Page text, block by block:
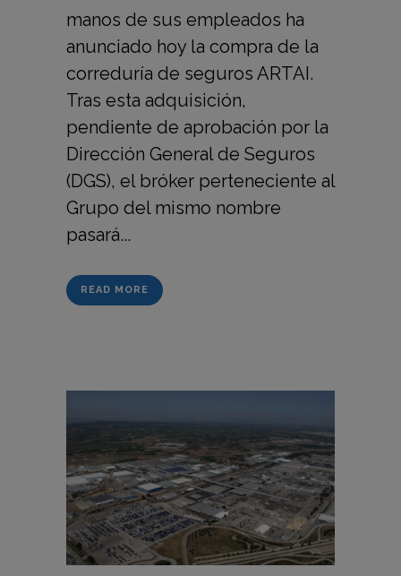
manos de sus empleados ha
anunciado hoy la compra de la
correduría de seguros ARTAI.
Tras esta adquisición,
pendiente de aprobación por la
Dirección General de Seguros
(DGS), el bróker perteneciente al
Grupo del mismo nombre
pasará...
READ MORE